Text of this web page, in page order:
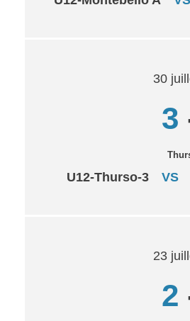
30
3
U12-Thurso-3 VS
23
2